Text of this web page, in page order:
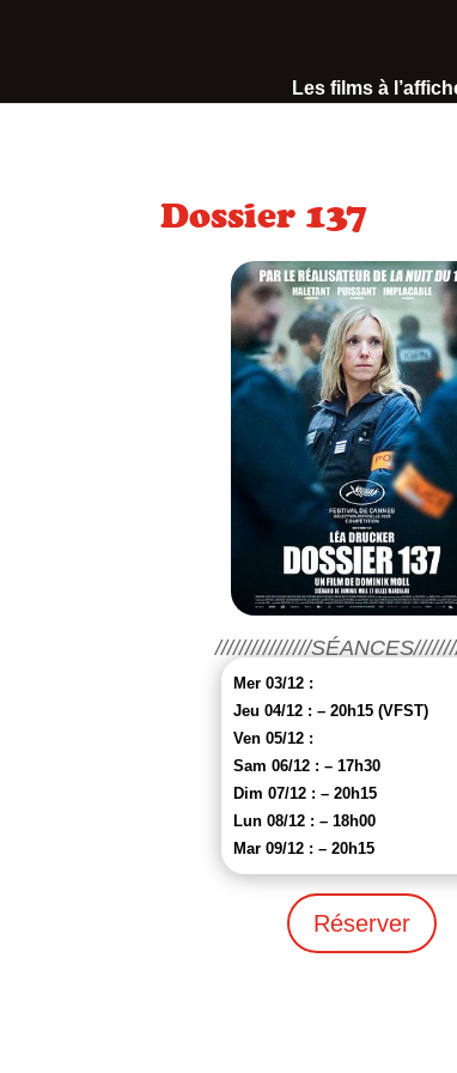
Les films à
Dossier 137
////////////////
Mer 03/12 :
Jeu 04/12 : – 20h15 (VFST)
Ven 05/12 :
Sam 06/12 : – 17h30
Dim 07/12 : – 20h15
Lun 08/12 : – 18h00
Mar 09/12 : – 20h15
Réserver